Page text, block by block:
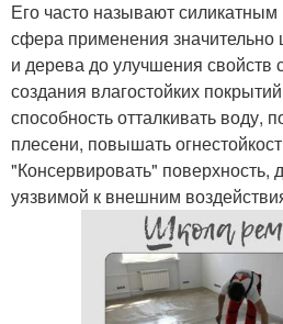
Его часто называют
сфера применения
и дерева до улучшения свойств
создания влагостойких
способность отталкивать воду,
плесени, повышать
"Консервировать" поверхность,
уязвимой к внешним